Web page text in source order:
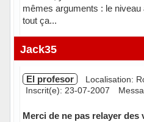
mêmes arguments : le
tout ça...
Hors ligne
Jack35
El profesor
Localisation:
Inscrit(e): 23-07-2007
Merci de ne pas relayer